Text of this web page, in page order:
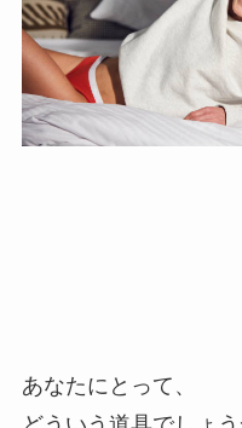
あなたにとって、